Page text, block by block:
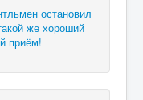
остановил
же хороший
приём!